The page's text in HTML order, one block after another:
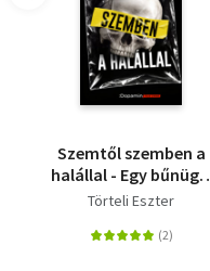
Szemtől szemben a
halállal - Egy bűnügyi
helyszínelő megrázó
Törteli Eszter